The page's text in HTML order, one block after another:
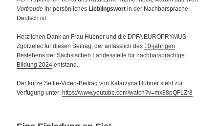
Vorfreude ihr persönlichesLieblingswort in der Nachbarsprache
Deutsch ist.
Herzlichen Dank an Frau Hübner und die DPFA EUROPRYMUS
Zgorzelec für diesen Beitrag, der anlässlich des 10-jährigen
Bestehens der Sächsischen Landesstelle für nachbarsprachige
Bildung 2024 entstand.
Der kurze Selfie-Video-Beitrag von Katarzyna Hübner steht zur
Verfügung unter: https://www.youtube.com/watch?v=mx88pQFLZr8